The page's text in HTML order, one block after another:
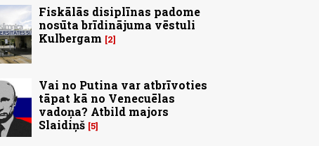
Fiskālās disiplīnas padome
nosūta brīdinājuma vēstuli
Kulbergam
2
Vai no Putina var atbrīvoties
tāpat kā no Venecuēlas
vadoņa? Atbild majors
Slaidiņš 5